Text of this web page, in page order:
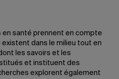
santé prennent en compte
dans le milieu tout en
les savoirs et les
et instituent des
explorent également